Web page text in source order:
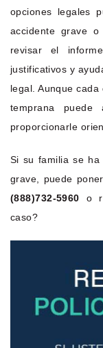
opciones legales
accidente grave
revisar el
justificativos y
legal. Aunque
temprana
proporcionarle
Si su familia se
grave, puede
(888)732-5960 o
caso?